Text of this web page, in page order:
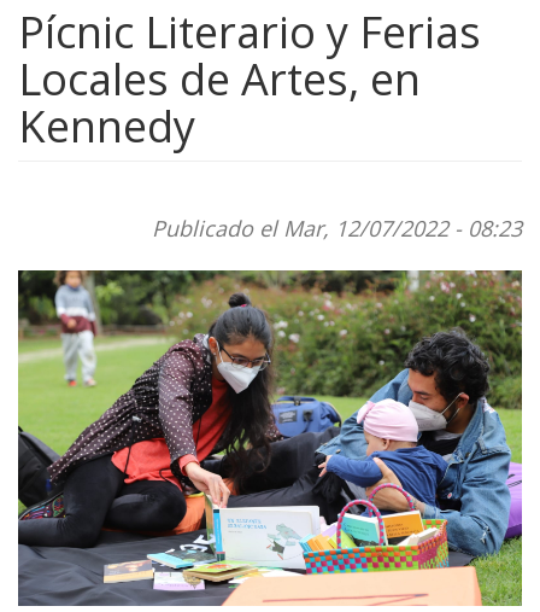
Pícnic Literario y Ferias
Locales de Artes, en
Kennedy
Publicado el Mar, 12/07/2022 - 08:23